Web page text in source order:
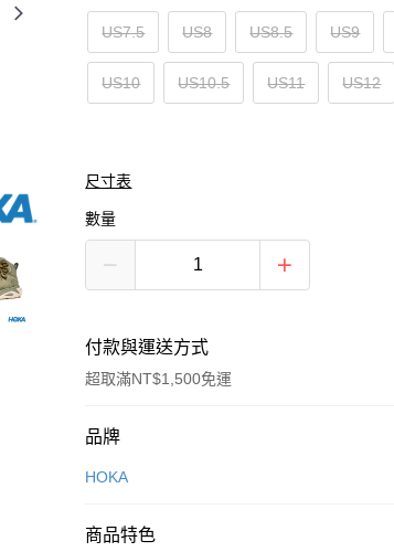
US7.5 US8 US8.5 US9
US10 US10.5 US11 US12
尺寸表
數量
付款與運送方式
超取滿NT$1,500免運
付款方式
信用卡一次付款
品牌
HOKA
商品特色